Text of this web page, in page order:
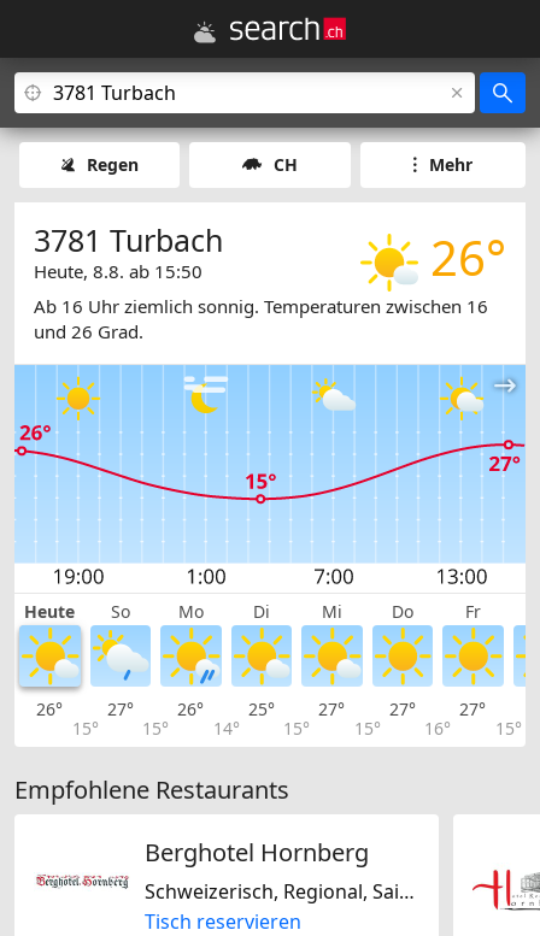
Regen CH Mehr
26°
3781 Turbach
Heute, 8.8. ab 15:50
Ab 16 Uhr ziemlich sonnig. Temperaturen zwischen 16
und 26 Grad.
Heute So Mo Di Mi Do Fr
26°
15°
27°
15°
26°
14°
25°
15°
27°
15°
27°
16°
27°
15°
Empfohlene Restaurants
Berghotel Hornberg
Schweizerisch, Regional, Saisonal
Tisch reservieren